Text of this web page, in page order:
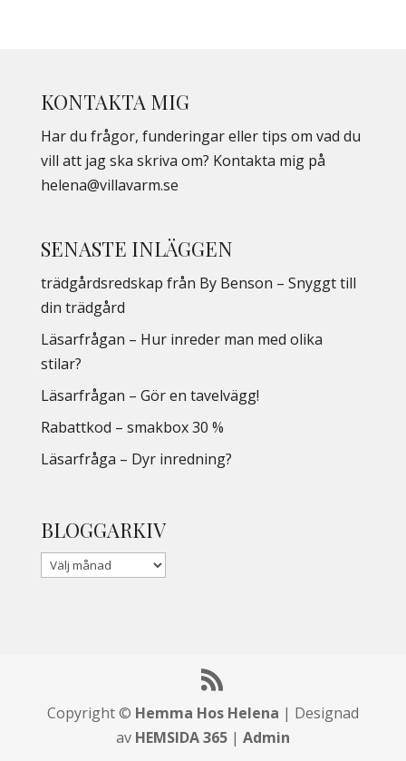
KONTAKTA MIG
Har du frågor, funderingar eller tips om vad du
vill att jag ska skriva om? Kontakta mig på
helena@villavarm.se
SENASTE INLÄGGEN
trädgårdsredskap från By Benson – Snyggt till
din trädgård
Läsarfrågan – Hur inreder man med olika
stilar?
Läsarfrågan – Gör en tavelvägg!
Rabattkod – smakbox 30 %
Läsarfråga – Dyr inredning?
BLOGGARKIV
Copyright © Hemma Hos Helena | Designad
av HEMSIDA 365| Admin